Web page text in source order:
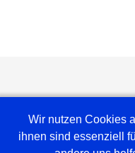
Wir nutzen Cookies
ihnen sind essenziell